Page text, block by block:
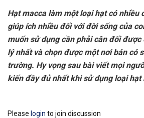
Hạt macca làm một loại hạt có nhiều
giúp ích nhiều đối với đời sống của
muốn sử dụng cần phải cân đối được
lý nhất và chọn được một nơi bán có
trường. Hy vọng sau bài viết mọi
kiến đầy đủ nhất khi sử dụng loại hạt
Please login to join discussion